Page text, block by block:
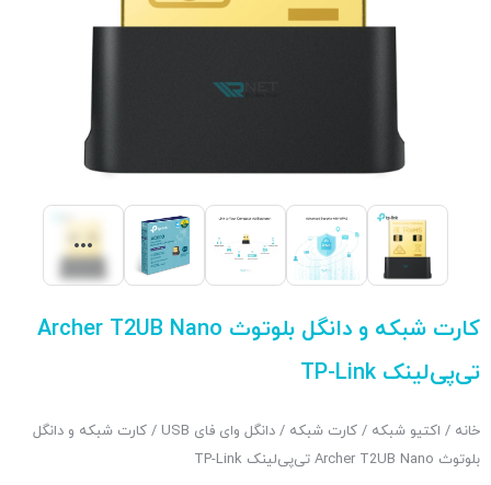
کارت شبکه و دانگل بلوتوث Archer T2UB Nano
تی‌پی‌لینک TP-Link
خانه / اکتیو شبکه / کارت شبکه / دانگل وای فای USB
/ کارت شبکه و دانگل
بلوتوث Archer T2UB Nano تی‌پی‌لینک TP-Link